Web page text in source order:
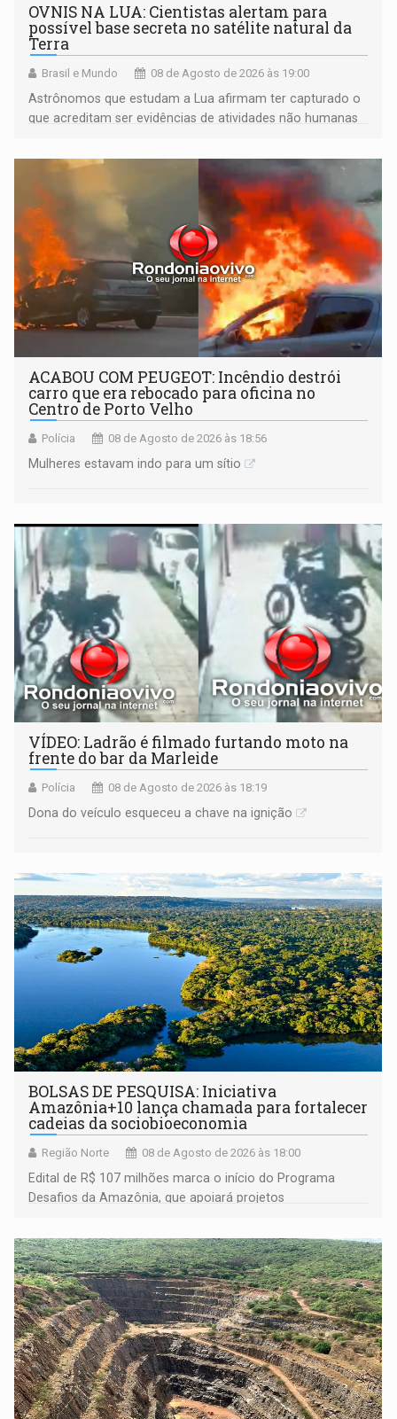
OVNIS NA LUA: Cientistas alertam para
possível base secreta no satélite natural da
Terra
Brasil e Mundo 08 de Agosto de 2026 às 19:00
Astrônomos que estudam a Lua afirmam ter capturado o
que acreditam ser evidências de atividades não humanas
órbita
ACABOU COM PEUGEOT: Incêndio destrói
carro que era rebocado para oficina no
Centro de Porto Velho
Polícia 08 de Agosto de 2026 às 18:56
Mulheres estavam indo para um sítio
VÍDEO: Ladrão é filmado furtando moto na
frente do bar da Marleide
Polícia 08 de Agosto de 2026 às 18:19
Dona do veículo esqueceu a chave na ignição
BOLSAS DE PESQUISA: Iniciativa
Amazônia+10 lança chamada para fortalecer
cadeias da sociobioeconomia
Região Norte 08 de Agosto de 2026 às 18:00
Edital de R$ 107 milhões marca o início do Programa
Desafios da Amazônia, que apoiará projetos
submissão de pré-propostas poderá ser feita até 1º de
setembro